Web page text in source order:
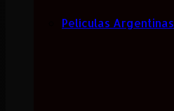
Películas Argentinas